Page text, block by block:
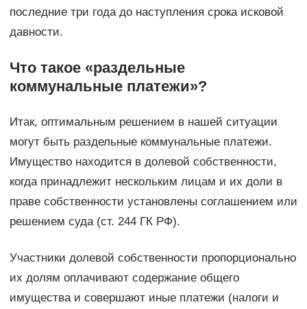
последние три года до наступления срока исковой
давности.
Что такое «раздельные
коммунальные платежи»?
Итак, оптимальным решением в нашей ситуации
могут быть раздельные коммунальные платежи.
Имущество находится в долевой собственности,
когда принадлежит нескольким лицам и их доли в
праве собственности установлены соглашением или
решением суда (ст. 244 ГК РФ).
Участники долевой собственности пропорционально
их долям оплачивают содержание общего
имущества и совершают иные платежи (налоги и